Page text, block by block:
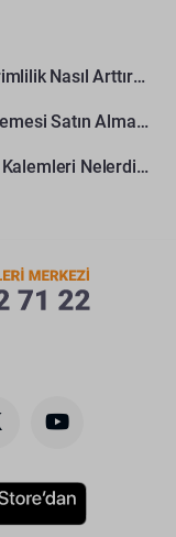
Maden Ocaklarında Operasyonel Verimlilik Nasıl Arttırılır?
Müteahhitler İçin Toptan İnşaat Malzemesi Satın Alma Rehberi
Maden Ocaklarında En Yüksek Gider Kalemleri Nelerdir?